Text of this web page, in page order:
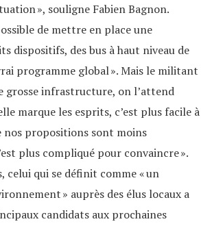
», souligne Fabien Bagnon.
de mettre en place une
dispositifs, des bus à haut niveau de
programme global ». Mais le militant
grosse infrastructure, on l’attend
marque les esprits, c’est plus facile à
nos propositions sont moins
plus compliqué pour convaincre ».
celui qui se définit comme « un
» auprès des élus locaux a
candidats aux prochaines